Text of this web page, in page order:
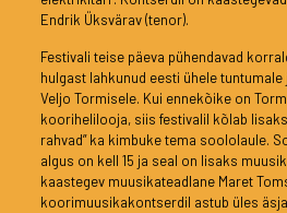
Endrik Üksvärav (tenor).
Festivali teise päeva pühendavad
hulgast lahkunud eesti ühele
Veljo Tormisele. Kui ennekõike on
koorihelilooja, siis festivalil kõlab
rahvad” ka kimbuke tema soololaule.
algus on kell 15 ja seal on lisaks
kaastegev muusikateadlane Maret
koorimuusikakontserdil astub üles